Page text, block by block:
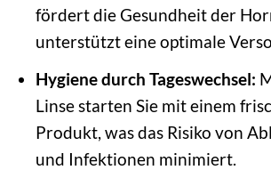
fördert die Gesundheit der
unterstützt eine optimale
Hygiene durch Tageswechsel:
Linse starten Sie mit einem
Produkt, was das Risiko von
und Infektionen minimiert.